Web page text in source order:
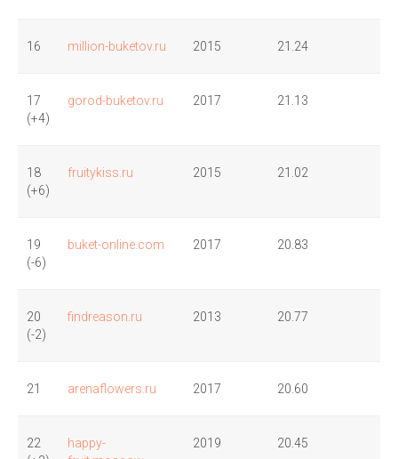
16 million-buketov.ru 2015 21.24
17
(+4)
gorod-buketov.ru 2017 21.13
18
(+6)
fruitykiss.ru 2015 21.02
19
(-6)
buket-online.com 2017 20.83
20
(-2)
findreason.ru 2013 20.77
21 arenaflowers.ru 2017 20.60
22
happy-
2019 20.45